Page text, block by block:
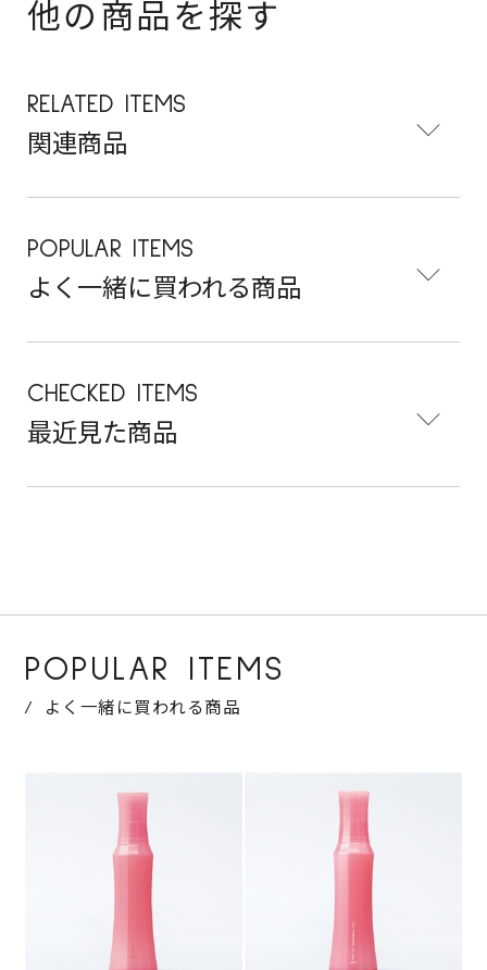
他の商品を探す
RELATED ITEMS
関連商品
POPULAR ITEMS
よく一緒に買われる商品
CHECKED ITEMS
最近見た商品
POPULAR ITEMS
よく一緒に買われる商品